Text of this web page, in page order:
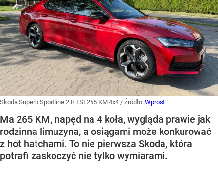
Skoda Superb Sportline 2.0 TSI 265 KM 4x4 / Źródło: Wprost
Ma 265 KM, napęd na 4 koła, wygląda prawie jak
rodzinna limuzyna, a osiągami może konkurować
z hot hatchami. To nie pierwsza Skoda, która
potrafi zaskoczyć nie tylko wymiarami.